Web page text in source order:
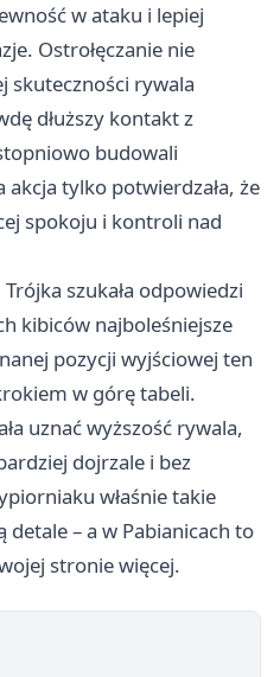
w ataku i lepiej
Ostrołęczanie nie
skuteczności rywala
dłuższy kontakt z
budowali
akcja tylko potwierdzała, że
spokoju i kontroli nad
szukała odpowiedzi
kibiców najboleśniejsze
pozycji wyjściowej ten
w górę tabeli.
uznać wyższość rywala,
dojrzale i bez
właśnie takie
– a w Pabianicach to
stronie więcej.